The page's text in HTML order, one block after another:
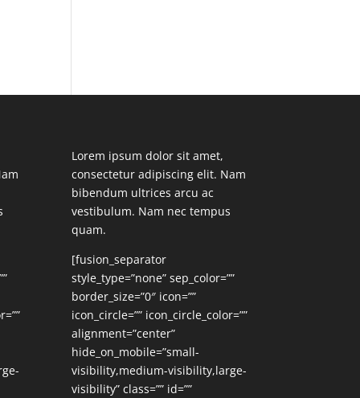
Lorem ipsum dolor sit amet,
consectetur adipiscing elit. Nam
bibendum ultrices arcu ac
vestibulum. Nam nec tempus
quam.
[fusion_separator
style_type=”none” sep_color=””
border_size=”0″ icon=””
icon_circle=”” icon_circle_color=””
alignment=”center”
hide_on_mobile=”small-
visibility,medium-visibility,large-
visibility” class=”” id=””